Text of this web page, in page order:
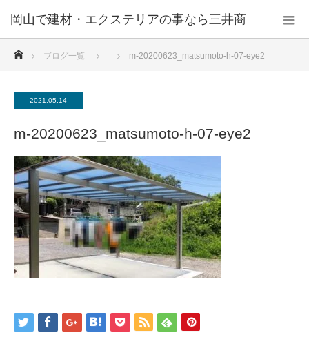
ブログ一覧 m-20200623_matsumoto-h-07-eye2
2021.05.14
m-20200623_matsumoto-h-07-eye2